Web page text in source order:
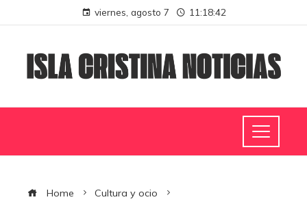
viernes, agosto 7 11:18:43
Home
Cultura y ocio